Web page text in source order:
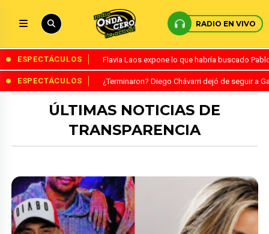
RADIO EN VIVO
ESPECTÁCULOS Flavia Laos expone lo que habría buscado
ESPECTÁCULOS ¿Terminaron? Diego Chávarri dejó de seguir a
ÚLTIMAS NOTICIAS DE
TRANSPARENCIA